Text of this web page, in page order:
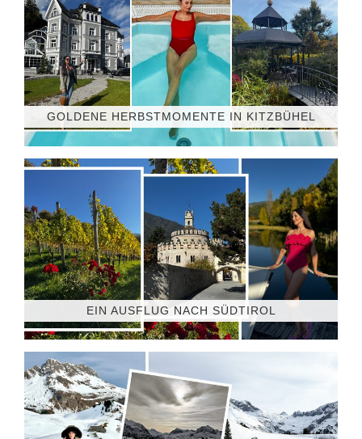
GOLDENE HERBSTMOMENTE IN KITZBÜHEL
EIN AUSFLUG NACH SÜDTIROL